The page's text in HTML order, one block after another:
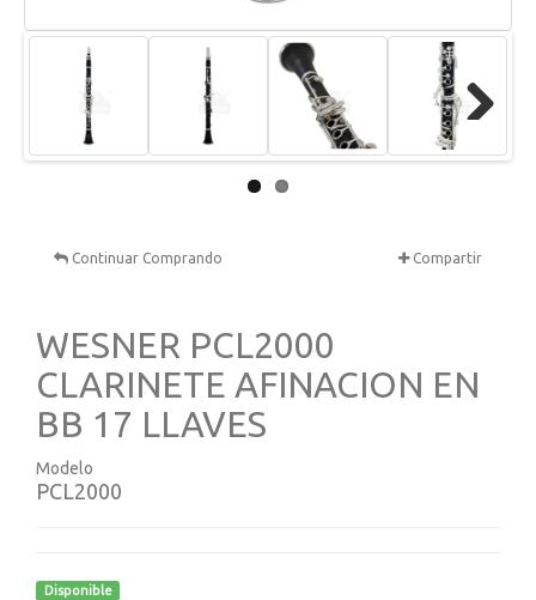
Next
Continuar Comprando Compartir
WESNER PCL2000
CLARINETE AFINACION EN
BB 17 LLAVES
Modelo
PCL2000
Disponible